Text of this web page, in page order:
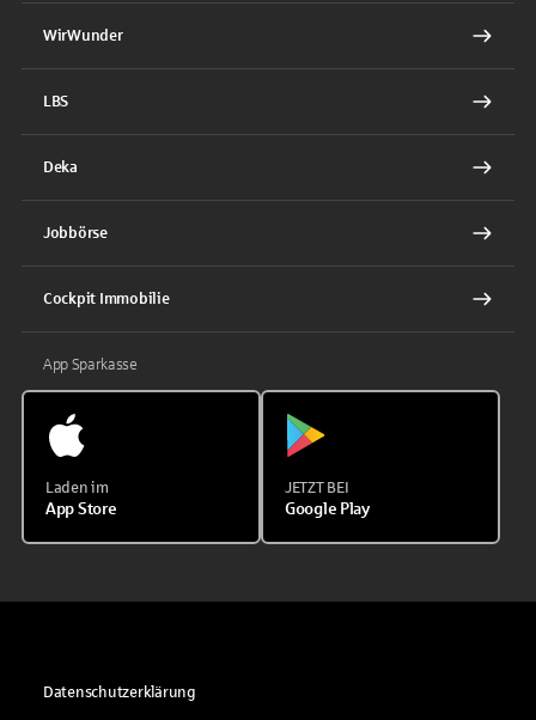
WirWunder
LBS
Deka
Jobbörse
Cockpit Immobilie
App Sparkasse
Laden im
App Store
JETZT BEI
Google Play
Datenschutzerklärung